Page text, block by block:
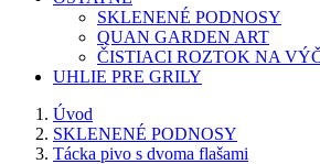
SKLENENÉ PODNOSY
QUAN GARDEN ART
ČISTIACI ROZTOK NA
UHLIE PRE GRILY
Úvod
SKLENENÉ PODNOSY
Tácka pivo s dvoma flašami